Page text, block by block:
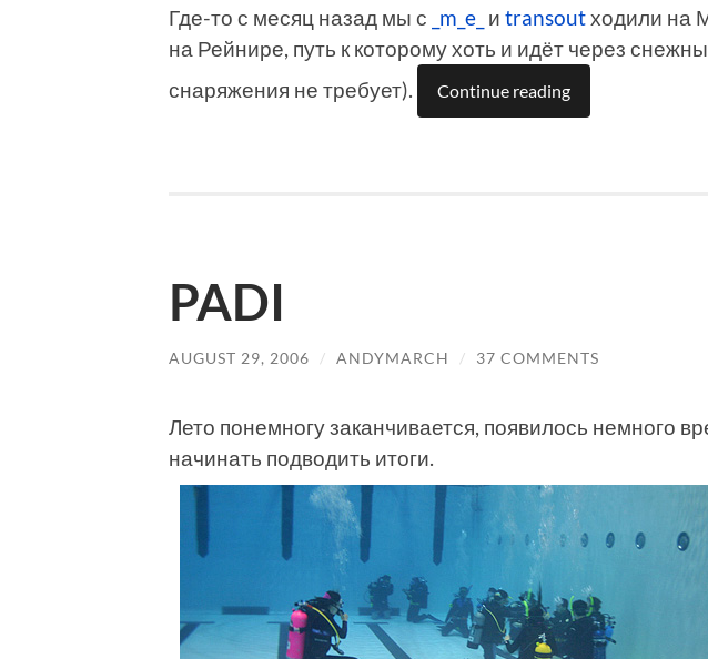
Где-то с месяц назад мы с _m_e_ и transoutходили на
на Рейнире, путь к которому хоть и идёт через
снаряжения не требует).
Continue reading
PADI
AUGUST 29, 2006 / ANDYMARCH / 37 COMMENTS
Лето понемногу заканчивается, появилось немного
начинать подводить итоги.